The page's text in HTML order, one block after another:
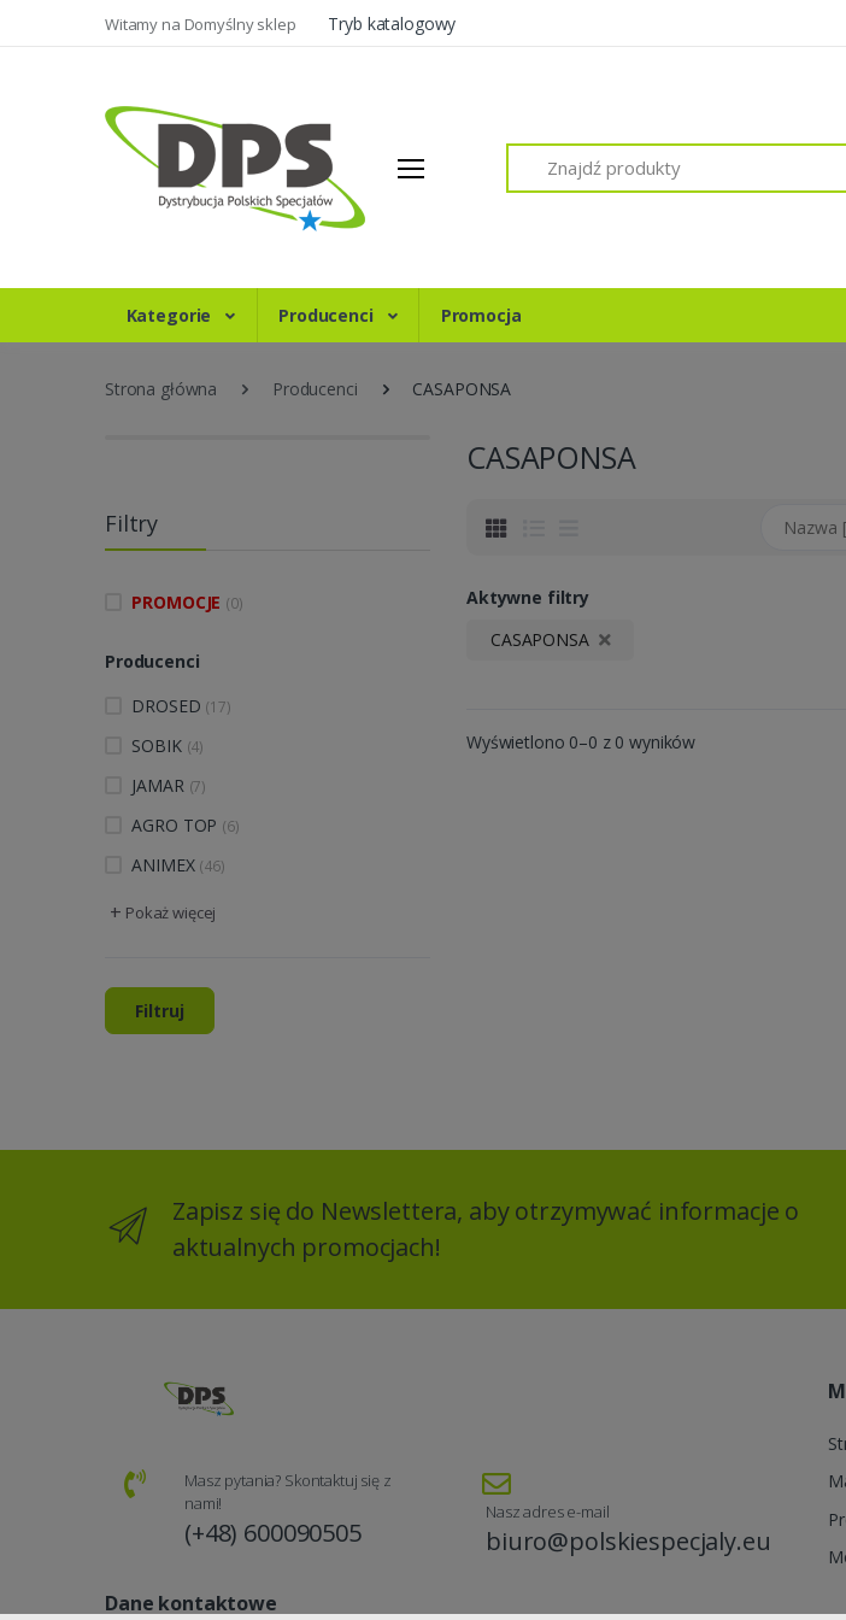
Witamy na Domyślny sklep Tryb katalogowy
Kategorie Producenci Promocja
Strona główna Producenci CASAPONSA
Filtry
PROMOCJE (0)
Producenci
DROSED (17)
SOBIK (4)
JAMAR (7)
AGRO TOP (6)
ANIMEX (46)
+ Pokaż więcej
Filtruj
CASAPONSA
Nazwa
Aktywne filtry
CASAPONSA
Wyświetlono 0–0 z 0 wyników
Zapisz się do Newslettera, aby otrzymywać informacje o
aktualnych promocjach!
Masz pytania? Skontaktuj się z
nami!
(+48) 600090505
Nasz adres e-mail
biuro@polskiespecjaly.eu
Dane kontaktowe